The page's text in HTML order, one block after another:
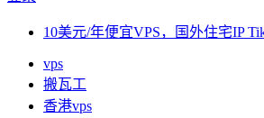
10美元/年便宜VPS，国外住宅IP
vps
搬瓦工
香港vps